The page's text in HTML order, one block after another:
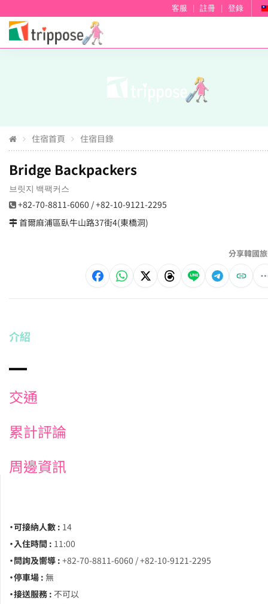
客服 註冊 登錄
住宿首頁 住宿目錄
Bridge Backpackers
브릿지 백팩커스
+82-70-8811-6060 / +82-10-9121-2295
首爾麻浦區臥牛山路37街4(東橋洞)
分享韓國
介紹
交通
累計評論
周邊資訊
・可接納人數 : 14
・入住時間 : 11:00
・問詢及嚮導 : +82-70-8811-6060 / +82-10-9121-2295
・停車場 : 無
・接送服務 : 不可以